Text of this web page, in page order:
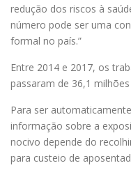
redução dos riscos à
número pode ser uma
formal no país.”
Entre 2014 e 2017, os
passaram de 36,1
Para ser
informação sobre a
nocivo depende do
para custeio de